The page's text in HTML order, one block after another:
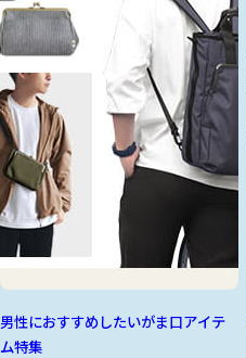
男性におすすめしたいがま口アイテ
ム特集